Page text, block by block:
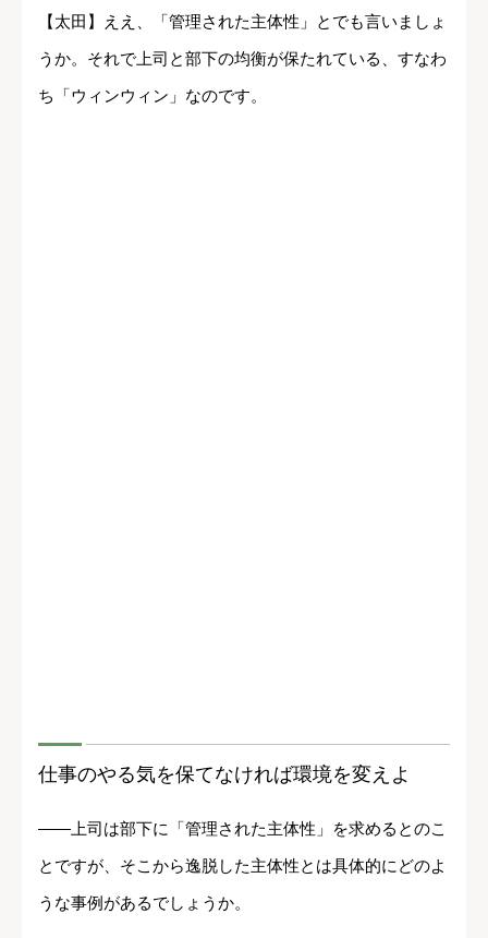
【太田】ええ、「管理された主体性」とでも言いましょ
うか。それで上司と部下の均衡が保たれている、すなわ
ち「ウィンウィン」なのです。
仕事のやる気を保てなければ環境を変えよ
――上司は部下に「管理された主体性」を求めるとのこ
とですが、そこから逸脱した主体性とは具体的にどのよ
うな事例があるでしょうか。